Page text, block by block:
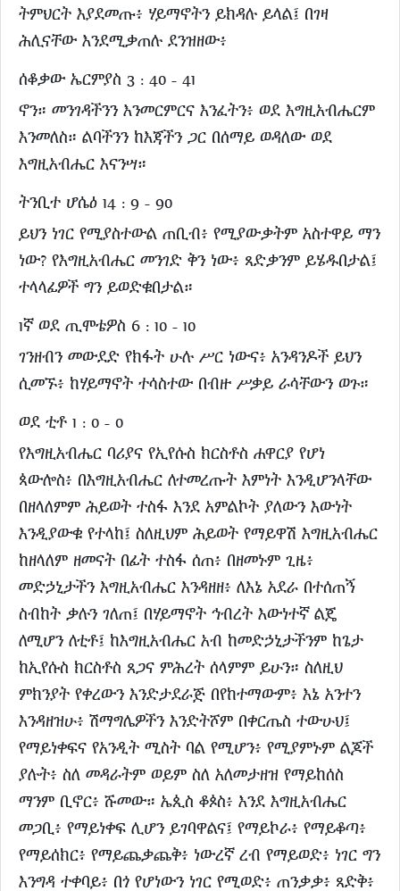
ትምህርት እያደመጡ፥ ሃይማኖትን ይክዳሉ ይላል፤ በገዛ
ሕሊናቸው እንደሚቃጠሉ ደንዝዘው፥
ሰቆቃው ኤርምያስ 3 : 40 - 41
ኖን። መንገዳችንን እንመርምርና እንፈትን፥ ወደ እግዚአብሔርም
እንመለስ። ልባችንን ከእጃችን ጋር በሰማይ ወዳለው ወደ
እግዚአብሔር እናንሣ።
ትንቢተ ሆሴዕ 14 : 9 - 90
ይህን ነገር የሚያስተውል ጠቢብ፥ የሚያውቃትም አስተዋይ ማን
ነው? የእግዚአብሔር መንገድ ቅን ነው፥ ጻድቃንም ይሄዱበታል፤
ተላላፊዎች ግን ይወድቁበታል።
1ኛ ወደ ጢሞቴዎስ 6 : 10 - 10
ገንዘብን መውደድ የክፋት ሁሉ ሥር ነውና፥ አንዳንዶች ይህን
ሲመኙ፥ ከሃይማኖት ተሳስተው በብዙ ሥቃይ ራሳቸውን ወጉ።
ወደ ቲቶ 1 : 0 - 0
የእግዚአብሔር ባሪያና የኢየሱስ ክርስቶስ ሐዋርያ የሆነ
ጳውሎስ፥ በእግዚአብሔር ለተመረጡት እምነት እንዲሆንላቸው
በዘላለምም ሕይወት ተስፋ እንደ አምልኮት ያለውን እውነት
እንዲያውቁ የተላከ፤ ስለዚህም ሕይወት የማይዋሽ እግዚአብሔር
ከዘላለም ዘመናት በፊት ተስፋ ሰጠ፥ በዘመኑም ጊዜ፥
መድኃኒታችን እግዚአብሔር እንዳዘዘ፥ ለእኔ አደራ በተሰጠኝ
ስብከት ቃሉን ገለጠ፤ በሃይማኖት ኅብረት እውነተኛ ልጄ
ለሚሆን ለቲቶ፤ ከእግዚአብሔር አብ ከመድኃኒታችንም ከጌታ
ከኢየሱስ ክርስቶስ ጸጋና ምሕረት ሰላምም ይሁን። ስለዚህ
ምክንያት የቀረውን እንድታደራጅ በየከተማውም፥ እኔ አንተን
እንዳዘዝሁ፥ ሽማግሌዎችን እንድትሾም በቀርጤስ ተውሁህ፤
የማይነቀፍና የአንዲት ሚስት ባል የሚሆን፥ የሚያምኑም ልጆች
ያሉት፥ ስለ መዳራትም ወይም ስለ አለመታዘዝ የማይከሰስ
ማንም ቢኖር፥ ሹመው። ኤጲስ ቆጶስ፥ እንደ እግዚአብሔር
መጋቢ፥ የማይነቀፍ ሊሆን ይገባዋልና፤ የማይኮራ፥ የማይቆጣ፥
የማይሰክር፥ የማይጨቃጨቅ፥ ነውረኛ ረብ የማይወድ፥ ነገር ግን
እንግዳ ተቀባይ፥ በጎ የሆነውን ነገር የሚወድ፥ ጠንቃቃ፥ ጻድቅ፥